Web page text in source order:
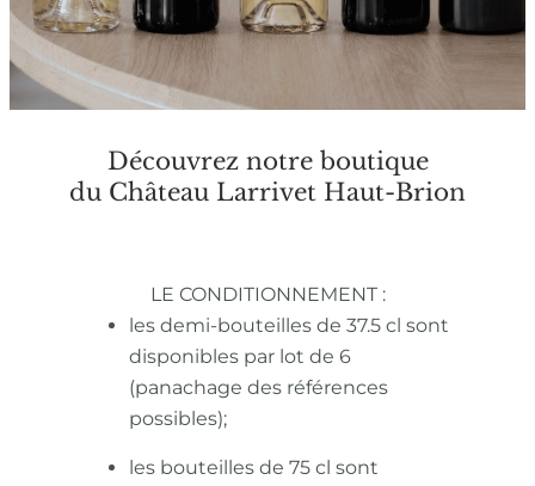
Découvrez notre boutique
du Château Larrivet Haut-Brion
LE CONDITIONNEMENT :
les demi-bouteilles de 37.5 cl sont
disponibles par lot de 6
(panachage des références
possibles);
les bouteilles de 75 cl sont